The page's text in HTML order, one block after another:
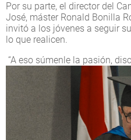
Por su parte, el director del
José, máster Ronald Bonilla
invitó a los jóvenes a seguir
lo que realicen.
“A eso súmenle la pasión,